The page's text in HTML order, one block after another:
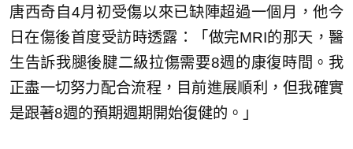
唐西奇自4月初受傷以來已缺陣超過一個月，他今
日在傷後首度受訪時透露：「做完MRI的那天，醫
生告訴我腿後腱二級拉傷需要8週的康復時間。我
正盡一切努力配合流程，目前進展順利，但我確實
是跟著8週的預期週期開始復健的。」